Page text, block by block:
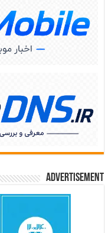
Advertisement